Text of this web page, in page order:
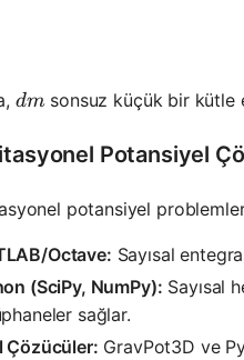
dm
dmsonsuz küçük bir kütle
Potansiyel
potansiyel
Octave: Sayısal
(SciPy, NumPy): Sayısal
sağlar.
Çözücüler: GravPot3D ve